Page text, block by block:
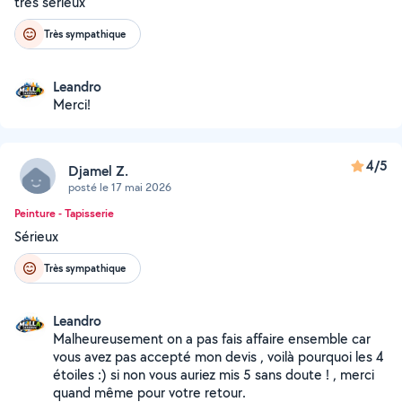
Très sympathique
Leandro
Merci!
Djamel Z.
posté le 17 mai 2026
4/5
Peinture - Tapisserie
Sérieux
Très sympathique
Leandro
Malheureusement on a pas fais affaire ensemble car
vous avez pas accepté mon devis , voilà pourquoi les 4
étoiles :) si non vous auriez mis 5 sans doute ! , merci
quand même pour votre retour.